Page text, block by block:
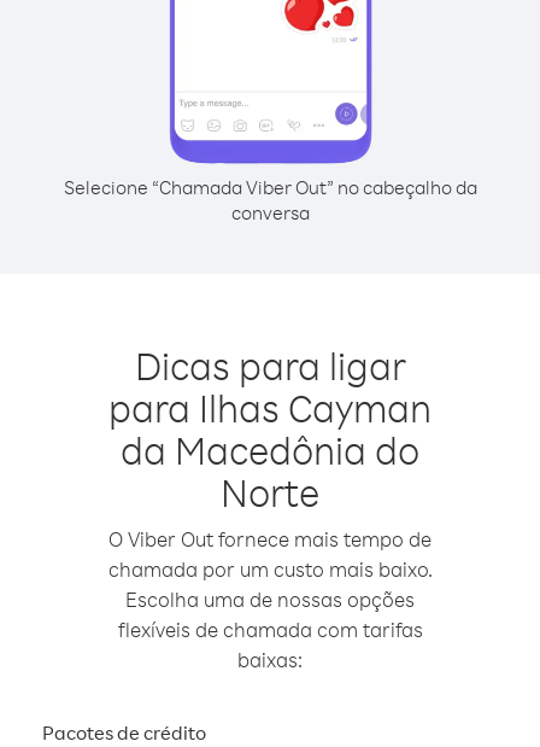
Selecione “Chamada Viber Out” no cabeçalho da
conversa
Dicas para ligar
para Ilhas Cayman
da Macedônia do
Norte
O Viber Out fornece mais tempo de
chamada por um custo mais baixo.
Escolha uma de nossas opções
flexíveis de chamada com tarifas
baixas:
Pacotes de crédito